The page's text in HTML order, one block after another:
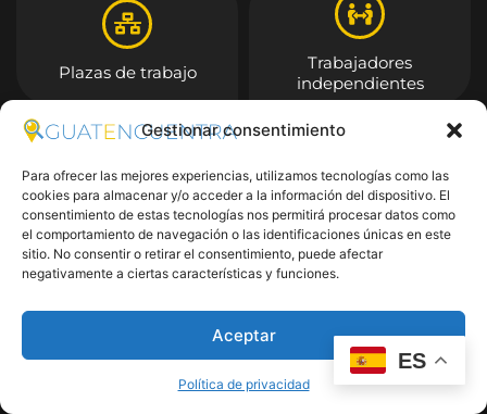
Gestionar consentimiento
Para ofrecer las mejores experiencias, utilizamos tecnologías como las
cookies para almacenar y/o acceder a la información del dispositivo. El
consentimiento de estas tecnologías nos permitirá procesar datos como
el comportamiento de navegación o las identificaciones únicas en este
sitio. No consentir o retirar el consentimiento, puede afectar
negativamente a ciertas características y funciones.
Aceptar
Política de privacidad
Plazas de trabajo
Trabajadores
independientes
Entrar
ES